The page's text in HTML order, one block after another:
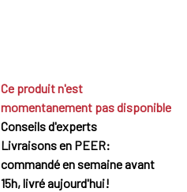
Ce produit n'est
momentanement pas disponible
Conseils d'experts
Livraisons en PEER:
commandé en semaine avant
15h, livré aujourd'hui!